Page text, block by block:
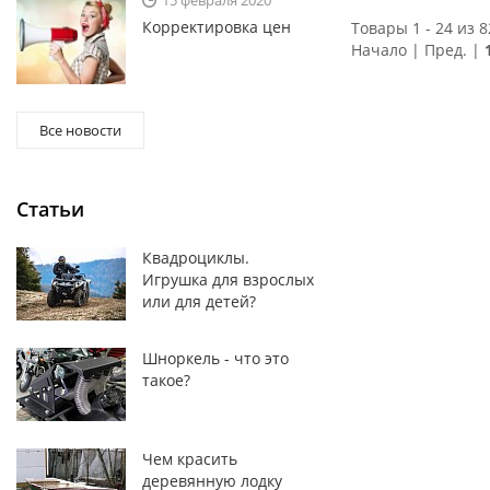
Корректировка цен
Все новости
Статьи
Квадроциклы.
Игрушка для взрослых
или для детей?
Шноркель - что это
такое?
Чем красить
деревянную лодку
Товары 1 - 24 из
Начало | Пред. | 1